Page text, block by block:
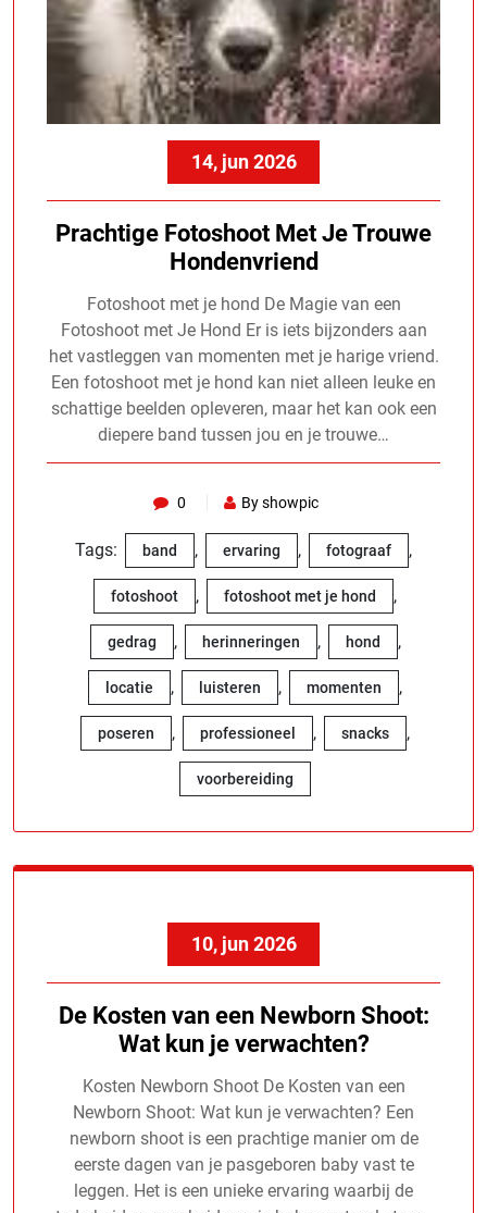
14, jun 2026
Prachtige Fotoshoot Met Je Trouwe
Hondenvriend
Fotoshoot met je hond De Magie van een
Fotoshoot met Je Hond Er is iets bijzonders aan
het vastleggen van momenten met je harige vriend.
Een fotoshoot met je hond kan niet alleen leuke en
schattige beelden opleveren, maar het kan ook een
diepere band tussen jou en je trouwe…
0 By showpic
Tags: band , ervaring , fotograaf ,
fotoshoot , fotoshoot met je hond ,
gedrag , herinneringen , hond ,
locatie , luisteren , momenten ,
poseren , professioneel , snacks ,
voorbereiding
10, jun 2026
De Kosten van een Newborn Shoot:
Wat kun je verwachten?
Kosten Newborn Shoot De Kosten van een
Newborn Shoot: Wat kun je verwachten? Een
newborn shoot is een prachtige manier om de
eerste dagen van je pasgeboren baby vast te
leggen. Het is een unieke ervaring waarbij de